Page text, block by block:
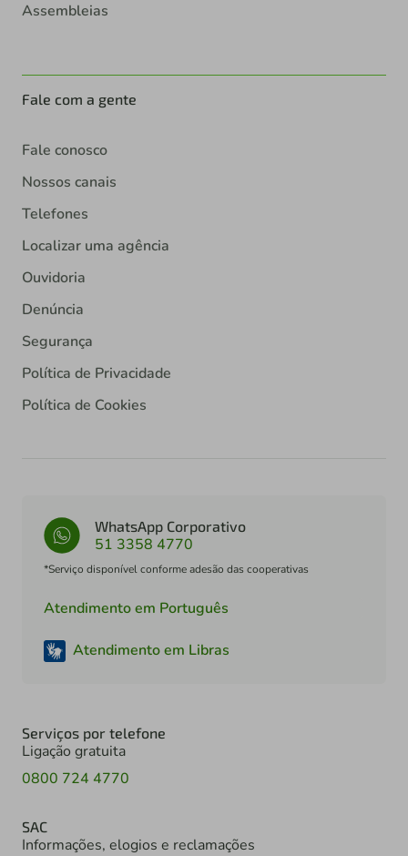
Assembleias
Fale com a gente
Fale conosco
Nossos canais
Telefones
Localizar uma agência
Ouvidoria
Denúncia
Segurança
Política de Privacidade
Política de Cookies
WhatsApp Corporativo
51 3358 4770
*Serviço disponível conforme adesão das cooperativas
Atendimento em Português
Atendimento em Libras
Serviços por telefone
Ligação gratuita
0800 724 4770
SAC
Informações, elogios e reclamações